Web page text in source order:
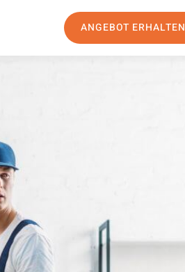
ANGEBOT ERHALTEN